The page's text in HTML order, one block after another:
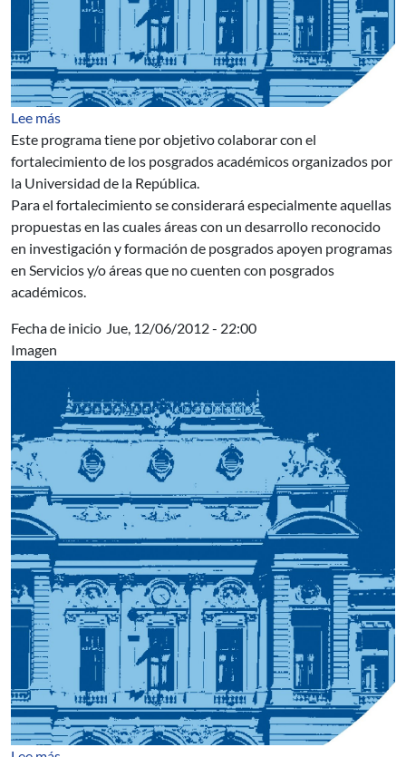
Lee mássobre Apoyo Institucional a Posgrado de la
Este programa tiene por objetivo colaborar con el
fortalecimiento de los posgrados académicos organizados por
la Universidad de la República.
Para el fortalecimiento se considerará especialmente aquellas
propuestas en las cuales áreas con un desarrollo reconocido
en investigación y formación de posgrados apoyen programas
en Servicios y/o áreas que no cuenten con posgrados
académicos.
Fecha de inicio Jue, 12/06/2012 - 22:00
Imagen